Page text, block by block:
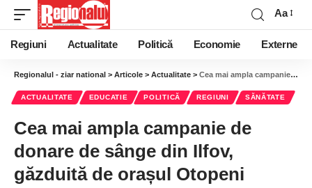
Aa
Regiuni Actualitate Politică Economie Externe
Regionalul - ziar national > Articole > Actualitate > Cea mai ampla campanie de donare de sânge din Ilfov, găzduită de orașul Otopeni
ACTUALITATE EDUCATIE POLITICĂ REGIUNI SĂNĂTATE
Cea mai ampla campanie de
donare de sânge din Ilfov,
găzduită de orașul Otopeni